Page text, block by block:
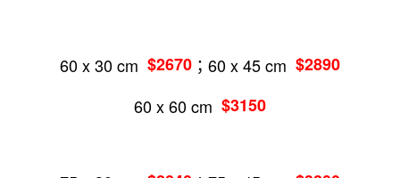
60 x 30 cm $2670 ；60 x 45 cm $2890
60 x 60 cm $3150